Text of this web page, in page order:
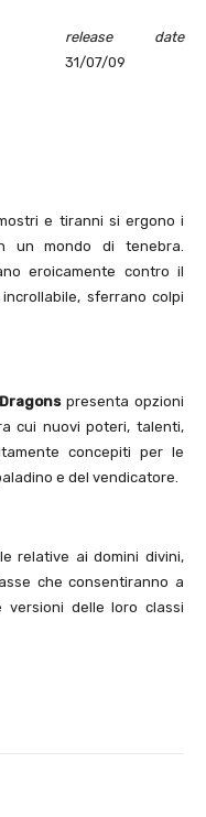
release date
31/07/09
e tiranni si ergono i
un mondo di tenebra.
eroicamente contro il
sferrano colpi
presenta opzioni
cui nuovi poteri, talenti,
concepiti per le
e del vendicatore.
relative ai domini divini,
che consentiranno a
delle loro classi